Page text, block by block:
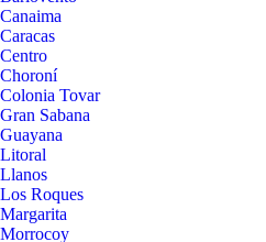
Canaima
Caracas
Centro
Choroní
Colonia Tovar
Gran Sabana
Guayana
Litoral
Llanos
Los Roques
Margarita
Morrocoy